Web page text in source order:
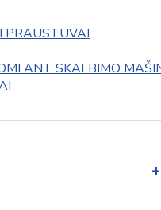
PRAUSTUVAI
ANT SKALBIMO